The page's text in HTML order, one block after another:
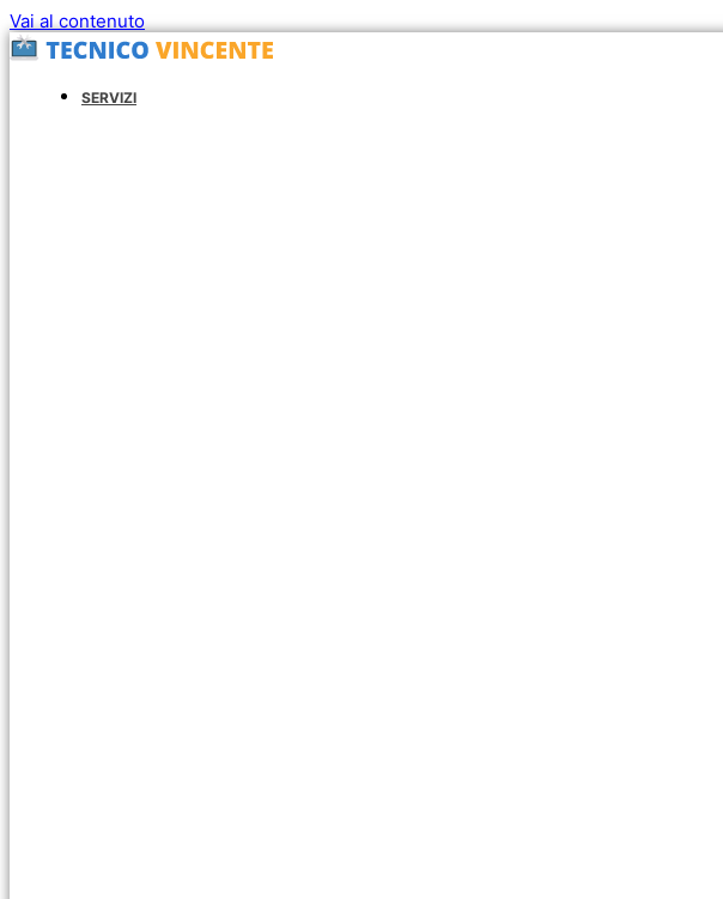
Vai al contenuto
SERVIZI